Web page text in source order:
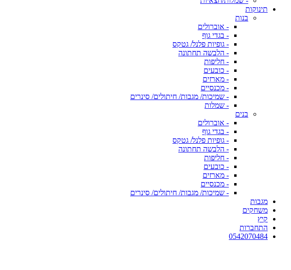
תינוקות
בנות
- אוברולים
- בגדי גוף
- גופיות פלנל/ גטקס
- הלבשה תחתונה
- חליפות
- כובעים
- מארזים
- מכנסיים
- שמיכות/ מגבות/ חיתולים/ סינרים
- שמלות
בנים
- אוברולים
- בגדי גוף
- גופיות פלנל/ גטקס
- הלבשה תחתונה
- חליפות
- כובעים
- מארזים
- מכנסיים
- שמיכות/ מגבות/ חיתולים/ סינרים
מגבות
משחקים
קיץ
התחברות
0542070484